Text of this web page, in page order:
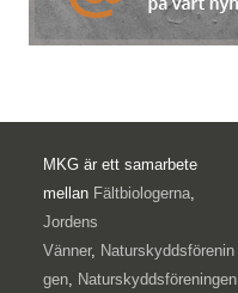
MKG är ett samarbete
mellan Fältbiologerna,
Jordens
Vänner, Naturskyddsförenin
gen, Naturskyddsföreningen